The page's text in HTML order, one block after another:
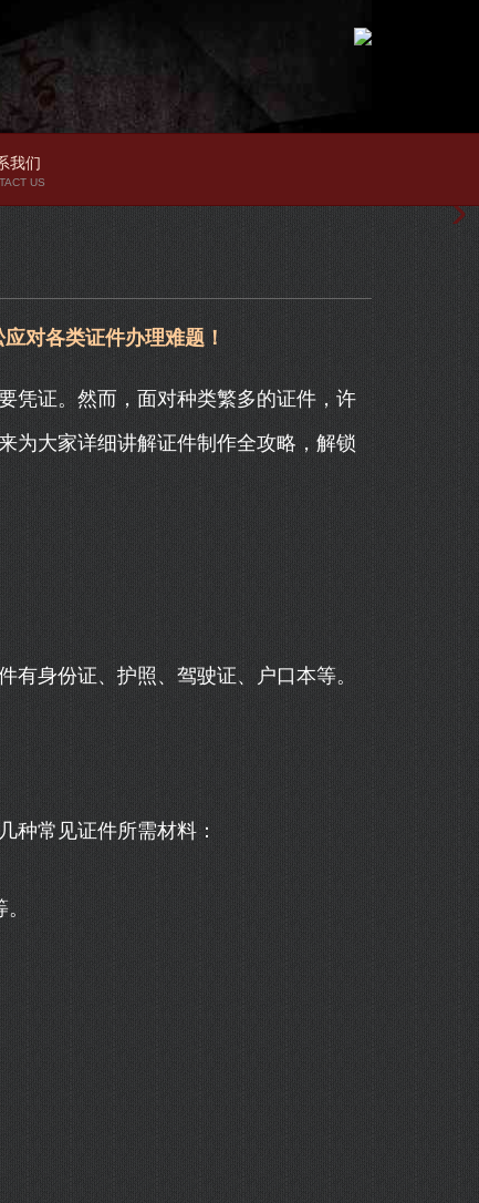
我们
US
对各类证件办理难题！
凭证。然而，面对种类繁多的证件，许
为大家详细讲解证件制作全攻略，解锁
身份证、护照、驾驶证、户口本等。
种常见证件所需材料：